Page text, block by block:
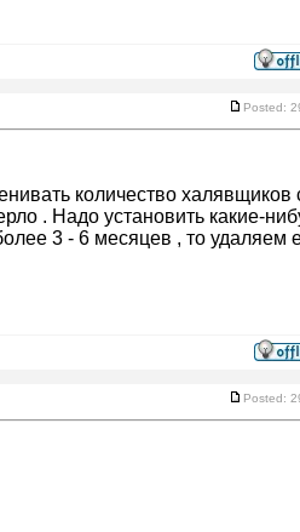
Posted:
количество халявщиков
. Надо установить какие-
3 - 6 месяцев , то удаляем
Posted: